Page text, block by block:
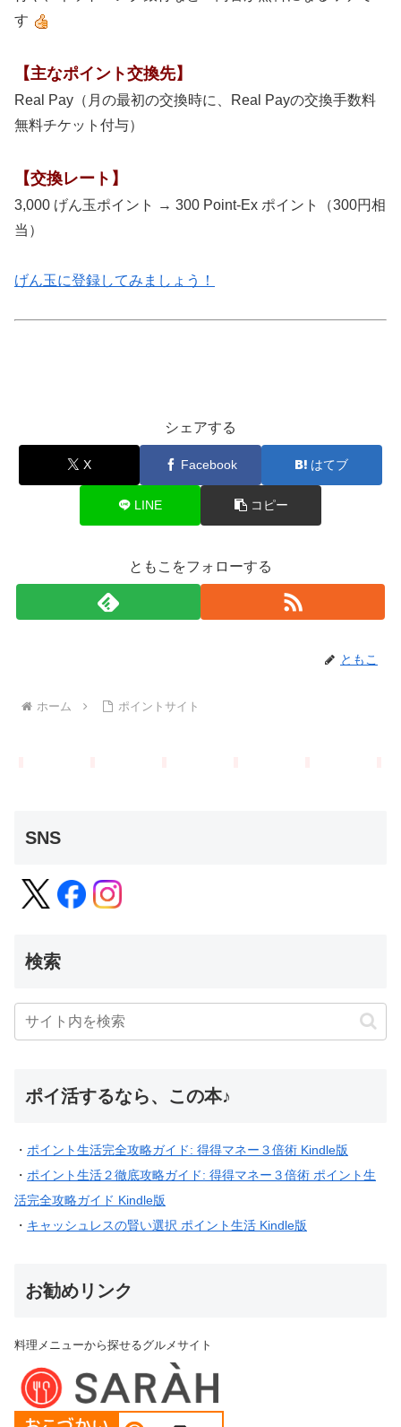
す
【主なポイント交換先】
Real Pay（月の最初の交換時に、Real Payの交換手数料
無料チケット付与）
【交換レート】
3,000 げん玉ポイント → 300 Point-Ex ポイント（300円相
当）
げん玉に登録してみましょう！
シェアする
X Facebook はてブ
LINE コピー
ともこをフォローする
ともこ
ホーム ポイントサイト
SNS
検索
ポイ活するなら、この本♪
・ ポイント生活完全攻略ガイド: 得得マネー３倍術 Kindle版
・ ポイント生活２徹底攻略ガイド: 得得マネー３倍術 ポイント生
活完全攻略ガイド Kindle版
・ キャッシュレスの賢い選択 ポイント生活 Kindle版
お勧めリンク
料理メニューから探せるグルメサイト